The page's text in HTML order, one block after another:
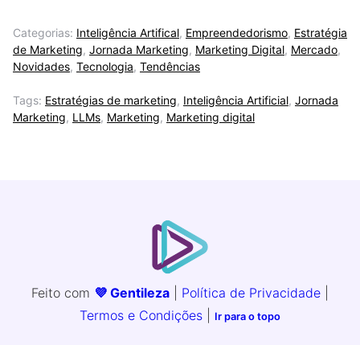
Categorias: Inteligência Artifical, Empreendedorismo, Estratégia
de Marketing, Jornada Marketing, Marketing Digital, Mercado,
Novidades, Tecnologia, Tendências
Tags: Estratégias de marketing, Inteligência Artificial, Jornada
Marketing, LLMs, Marketing, Marketing digital
Feito com 💜 Gentileza Política de Privacidade
Termos e Condições
Ir para o topo